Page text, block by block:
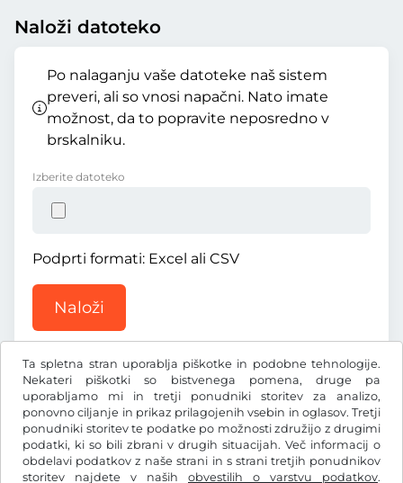
Ta spletna stran uporablja piškotke in podobne tehnologije.
Nekateri piškotki so bistvenega pomena, druge pa
uporabljamo mi in tretji ponudniki storitev za analizo,
ponovno ciljanje in prikaz prilagojenih vsebin in oglasov. Tretji
ponudniki storitev te podatke po možnosti združijo z drugimi
podatki, ki so bili zbrani v drugih situacijah. Več informacij o
obdelavi podatkov z naše strani in s strani tretjih ponudnikov
storitev najdete v naših obvestilih o varstvu podatkov.
Naloži datoteko
Po nalaganju vaše datoteke naš sistem
preveri, ali so vnosi napačni. Nato imate
možnost, da to popravite neposredno v
brskalniku.
Izberite datoteko
Podprti formati: Excel ali CSV
Naloži
KčCZK